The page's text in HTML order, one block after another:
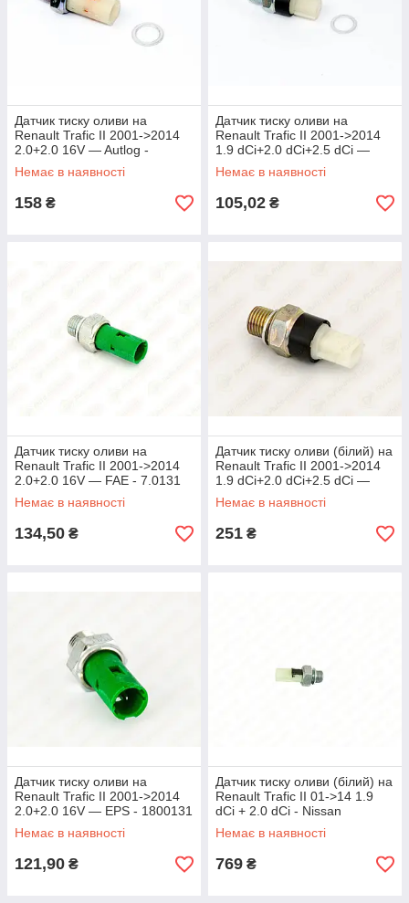
Датчик тиску оливи на
Renault Trafic II 2001->2014
2.0+2.0 16V — Autlog -
AS2109
Немає в наявності
158 ₴
Датчик тиску оливи на
Renault Trafic II 2001->2014
1.9 dCi+2.0 dCi+2.5 dCi —
Autlog - AS2143
Немає в наявності
105,02 ₴
Датчик тиску оливи на
Renault Trafic II 2001->2014
2.0+2.0 16V — FAE - 7.0131
Немає в наявності
134,50 ₴
Датчик тиску оливи (білий) на
Renault Trafic II 2001->2014
1.9 dCi+2.0 dCi+2.5 dCi —
EPS - 7.0178
Немає в наявності
251 ₴
Датчик тиску оливи на
Renault Trafic II 2001->2014
2.0+2.0 16V — EPS - 1800131
Немає в наявності
121,90 ₴
Датчик тиску оливи (білий) на
Renault Trafic II 01->14 1.9
dCi + 2.0 dCi - Nissan
(Оригінал) - 25240-00Q0A
Немає в наявності
769 ₴